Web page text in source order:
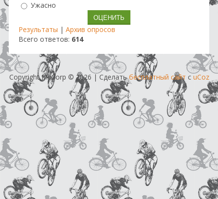
Ужасно
Результаты | Архив опросов
Всего ответов: 614
Copyright MyCorp © 2026 |Сделатьбесплатный сайт сuCoz